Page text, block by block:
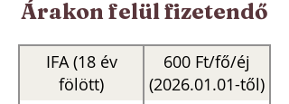
Árakon felül fizetendő​
IFA (18 év
fölött)
600 Ft/fő/éj
(2026.01.01-től)